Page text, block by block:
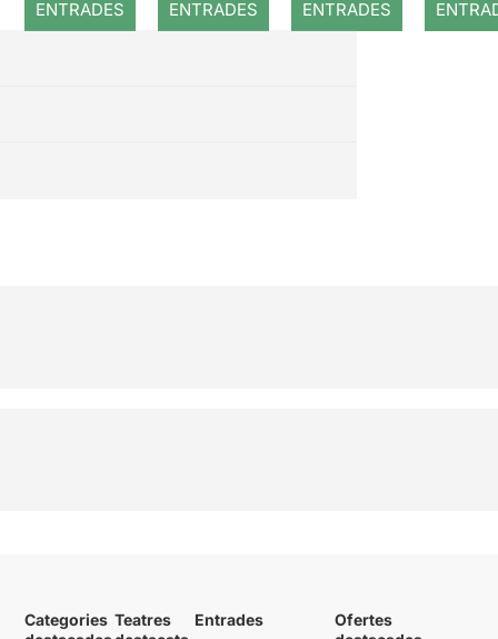
ENTRADES ENTRADES
de la
ENTRADES
Categories Teatres
Entrades
Ofertes